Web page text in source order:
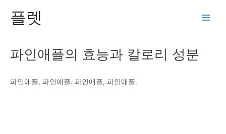
플렛
파인애플의 효능과 칼로리 성분
파인애플, 파인애플. 파인애플, 파인애플.